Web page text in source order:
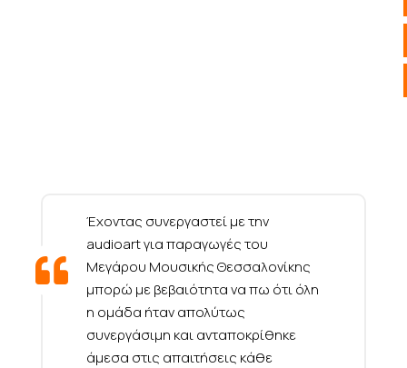
Έχοντας συνεργαστεί με την
audioart για παραγωγές του
Μεγάρου Μουσικής Θεσσαλονίκης
μπορώ με βεβαιότητα να πω ότι όλη
η ομάδα ήταν απολύτως
συνεργάσιμη και ανταποκρίθηκε
άμεσα στις απαιτήσεις κάθε